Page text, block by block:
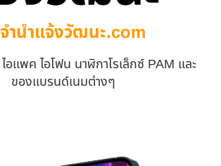
านําแจ้งวัฒนะ.com
อแพค ไอโฟน นาฬิกาโรเล็กซ์ PAM และ
ของแบรนด์เนมต่างๆ